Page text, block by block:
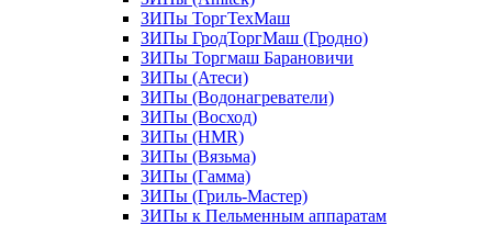
ЗИПы ТоргТехМаш
ЗИПы ГродТоргМаш (Гродно)
ЗИПы Торгмаш Барановичи
ЗИПы (Атеси)
ЗИПы (Водонагреватели)
ЗИПы (Восход)
ЗИПы (HMR)
ЗИПы (Вязьма)
ЗИПы (Гамма)
ЗИПы (Гриль-Мастер)
ЗИПы к Пельменным аппаратам